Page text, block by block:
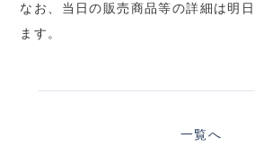
なお、当日の販売商品等の詳細は明
ます。
一覧へ